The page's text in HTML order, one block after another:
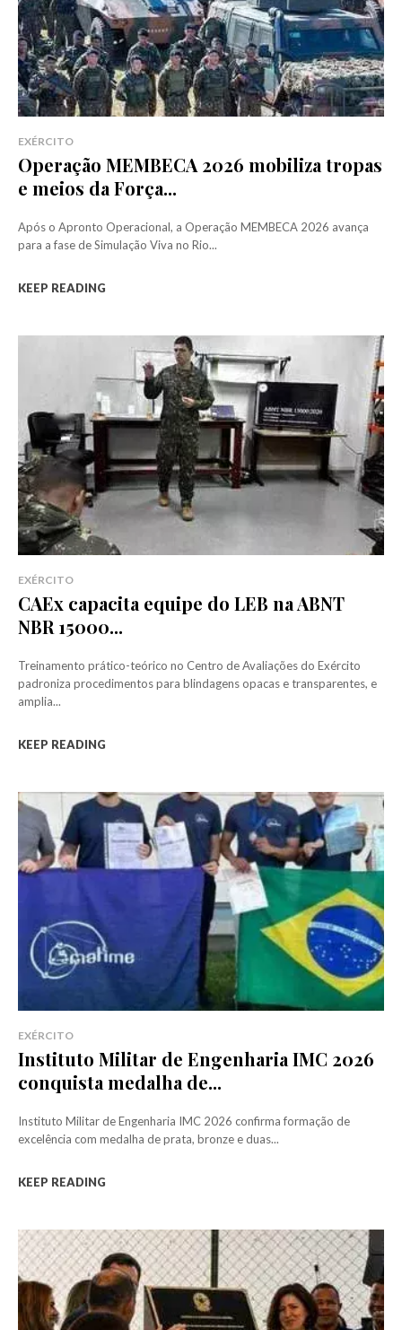
EXÉRCITO
Operação MEMBECA 2026 mobiliza tropas
e meios da Força...
Após o Apronto Operacional, a Operação MEMBECA 2026 avança
para a fase de Simulação Viva no Rio...
KEEP READING
EXÉRCITO
CAEx capacita equipe do LEB na ABNT
NBR 15000...
Treinamento prático-teórico no Centro de Avaliações do Exército
padroniza procedimentos para blindagens opacas e transparentes, e
amplia...
KEEP READING
EXÉRCITO
Instituto Militar de Engenharia IMC 2026
conquista medalha de...
Instituto Militar de Engenharia IMC 2026 confirma formação de
excelência com medalha de prata, bronze e duas...
KEEP READING